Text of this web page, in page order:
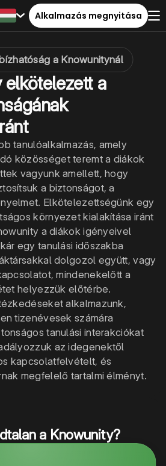
Alkalmazás megnyitása
a Knowunitynál
a
tanulóalkalmazás, amely
közösséget teremt a diákok
vagyunk amellett, hogy
a biztonságot, a
Elkötelezettségünk egy
környezet kialakítása iránt
a diákok igényeivel
egy tanulási időszakba
dolgozol együtt, vagy
mindenekelőtt a
helyezzük előtérbe.
alkalmazunk,
tizenévesek számára
tanulási interakciókat
az idegenektől
kapcsolatfelvételt, és
megfelelő tartalmi élményt.
a Knowunity?